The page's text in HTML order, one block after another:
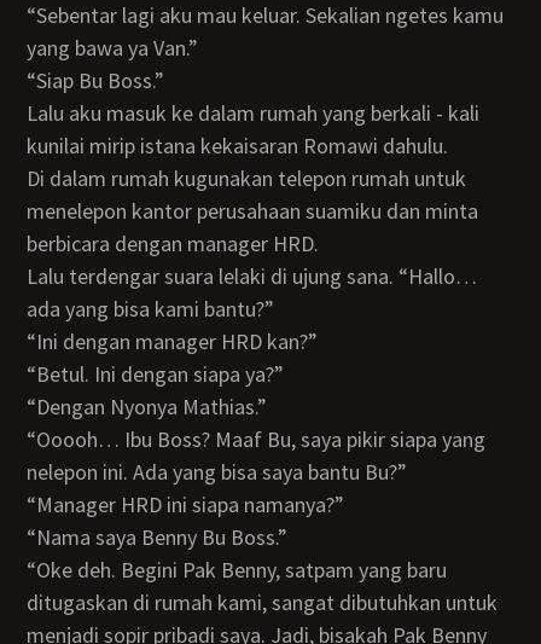
“Sebentar lagi aku mau keluar. Sekalian ngetes kamu
yang bawa ya Van.”
“Siap Bu Boss.”
Lalu aku masuk ke dalam rumah yang berkali - kali
kunilai mirip istana kekaisaran Romawi dahulu.
Di dalam rumah kugunakan telepon rumah untuk
menelepon kantor perusahaan suamiku dan minta
berbicara dengan manager HRD.
Lalu terdengar suara lelaki di ujung sana. “Hallo…
ada yang bisa kami bantu?”
“Ini dengan manager HRD kan?”
“Betul. Ini dengan siapa ya?”
“Dengan Nyonya Mathias.”
“Ooooh… Ibu Boss? Maaf Bu, saya pikir siapa yang
nelepon ini. Ada yang bisa saya bantu Bu?”
“Manager HRD ini siapa namanya?”
“Nama saya Benny Bu Boss.”
“Oke deh. Begini Pak Benny, satpam yang baru
ditugaskan di rumah kami, sangat dibutuhkan untuk
menjadi sopir pribadi saya. Jadi, bisakah Pak Benny